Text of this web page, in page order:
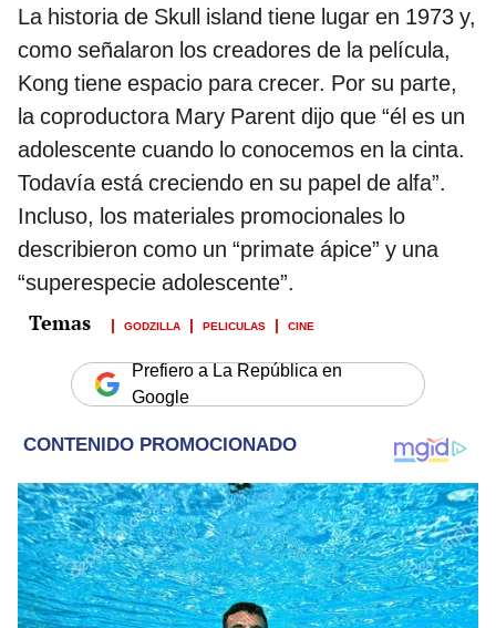
La historia de Skull island tiene lugar en 1973 y,
como señalaron los creadores de la película,
Kong tiene espacio para crecer. Por su parte,
la coproductora Mary Parent dijo que “él es un
adolescente cuando lo conocemos en la cinta.
Todavía está creciendo en su papel de alfa”.
Incluso, los materiales promocionales lo
describieron como un “primate ápice” y una
“superespecie adolescente”.
GODZILLA PELICULAS CINE
Prefiero a La República en
Google